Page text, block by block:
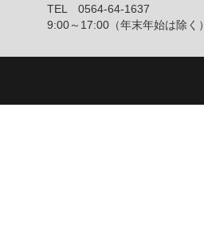
TEL 0564-64-1637
9:00～17:00（年末年始は除く）